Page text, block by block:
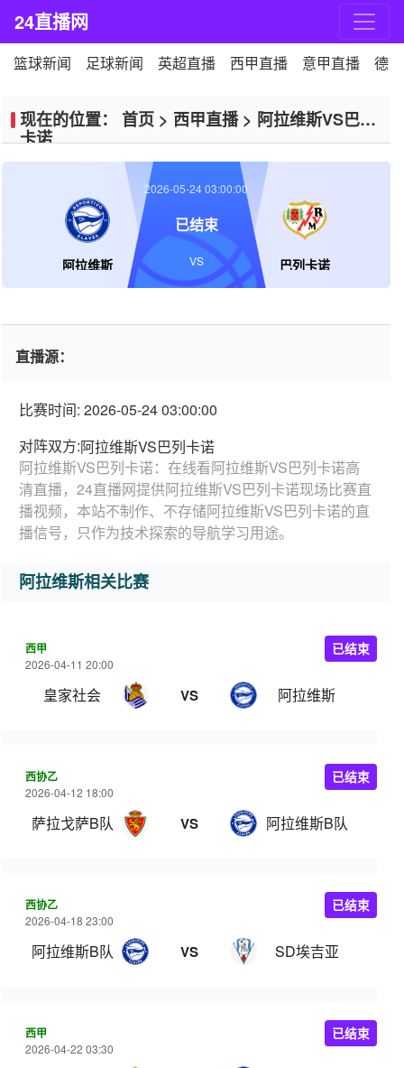
24直播网
篮球新闻 足球新闻 英超直播 西甲直播 意甲直播 德
现在的位置： 首页 > 西甲直播> 阿拉维斯VS巴列
卡诺
阿拉维斯 巴列卡诺
2026-05-24 03:00:00
已结束
VS
直播源：
比赛时间: 2026-05-24 03:00:00
对阵双方:阿拉维斯VS巴列卡诺
阿拉维斯VS巴列卡诺：在线看阿拉维斯VS巴列卡诺高
清直播，24直播网提供阿拉维斯VS巴列卡诺现场比赛直
播视频，本站不制作、不存储阿拉维斯VS巴列卡诺的直
播信号，只作为技术探索的导航学习用途。
阿拉维斯相关比赛
西甲
2026-04-11 20:00
皇家社会 VS 阿拉维斯
已结束
西协乙
2026-04-12 18:00
萨拉戈萨B队 VS 阿拉维斯B队
已结束
西协乙
2026-04-18 23:00
阿拉维斯B队 VS SD埃吉亚
已结束
西甲
2026-04-22 03:30
已结束